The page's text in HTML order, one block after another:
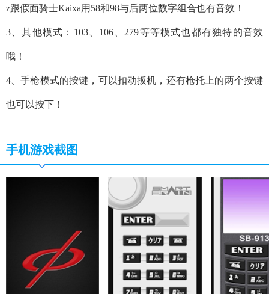
z跟假面骑士Kaixa用58和98与后两位数字组合也有音效！
3、其他模式：103、106、279等等模式也都有独特的音效
哦！
4、手枪模式的按键，可以扣动扳机，还有枪托上的两个按键
也可以按下！
手机游戏截图